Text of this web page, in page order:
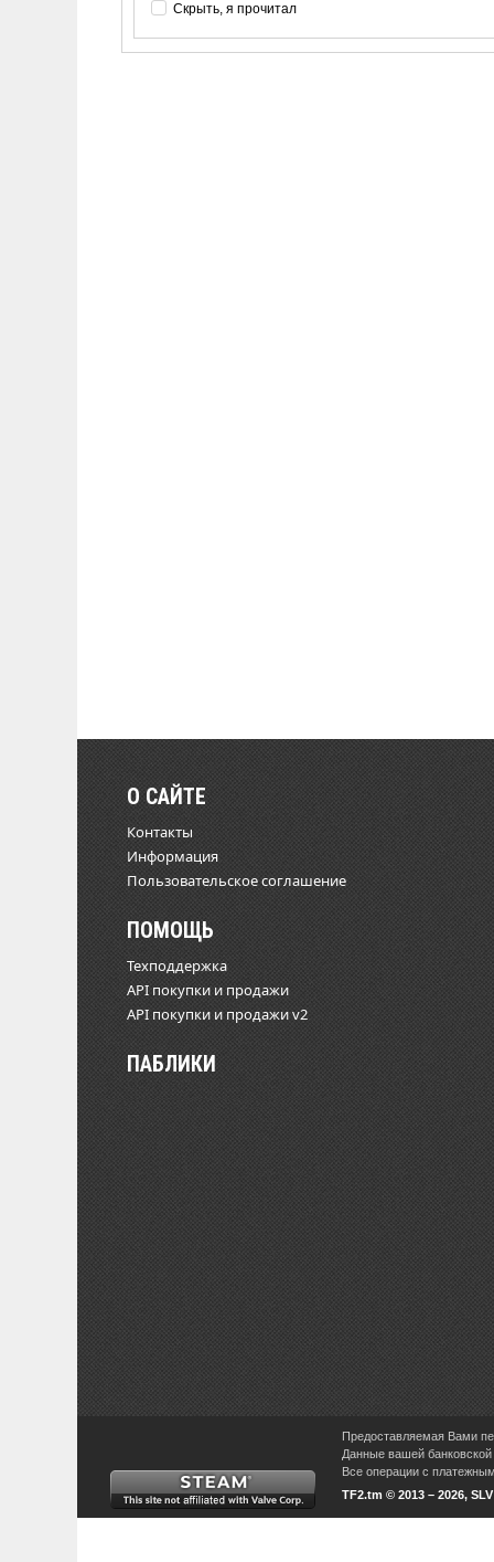
Скрыть, я прочитал
О САЙТЕ
Контакты
Информация
Пользовательское соглашение
ПОМОЩЬ
Техподдержка
API покупки и продажи
API покупки и продажи v2
ПАБЛИКИ
Предоставляемая Вами
Данные вашей
Все операции с
TF2.tm © 2013 – 2026,